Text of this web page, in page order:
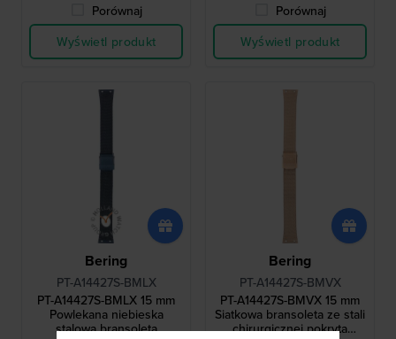
Porównaj
Wyświetl produkt
Porównaj
Wyświetl produkt
Bering
PT-A14427S-BMLX
PT-A14427S-BMLX 15 mm
Powlekana niebieska
stalowa bransoleta
Bering
PT-A14427S-BMVX
PT-A14427S-BMVX 15 mm
Siatkowa bransoleta ze stali
chirurgicznej pokryta